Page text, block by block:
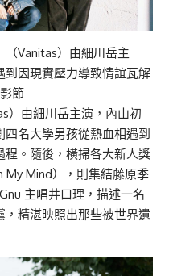
Vanitas）由細川岳主
因現實壓力導致情誼瓦解
節
）由細川岳主演，內山初
名大學男孩從熱血相遇到
程。隨後，橫掃各大新人獎
My Mind），則集結藤原季
主唱井口理，描述一名
精湛映照出那些被世界遺